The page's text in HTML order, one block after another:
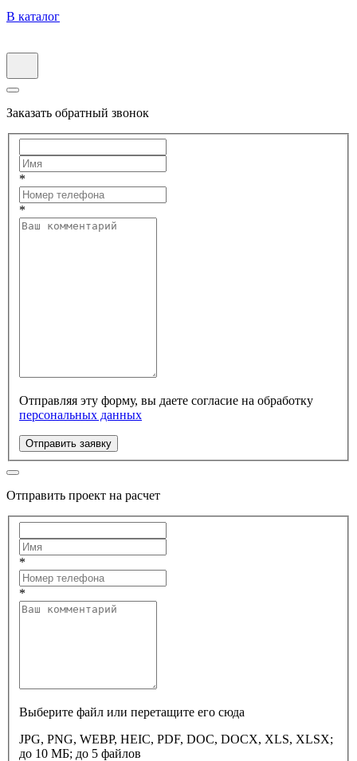
В каталог
Заказать обратный звонок
*
*
Отправляя эту форму, вы даете согласие на обработку
персональных данных
Отправить заявку
Отправить проект на расчет
*
*
Выберите файл или перетащите его сюда
JPG, PNG, WEBP, HEIC, PDF, DOC, DOCX, XLS, XLSX;
до 10 МБ; до 5 файлов